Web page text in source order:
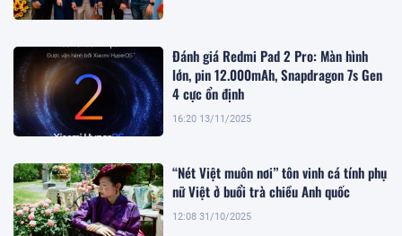
Đánh giá Redmi Pad 2 Pro: Màn hình
lớn, pin 12.000mAh, Snapdragon 7s Gen
4 cực ổn định
16:20 13/11/2025
“Nét Việt muôn nơi” tôn vinh cá tính phụ
nữ Việt ở buổi trà chiều Anh quốc
12:08 31/10/2025